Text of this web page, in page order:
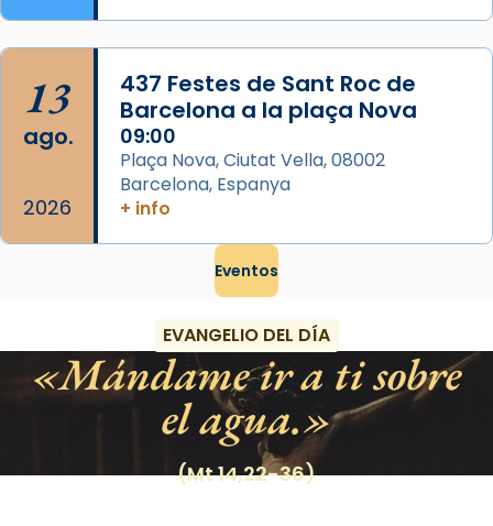
13
ago.
2026
437 Festes de Sant Roc de
Barcelona a la plaça Nova
09:00
Plaça Nova, Ciutat Vella, 08002
Barcelona, Espanya
+ info
Eventos
EVANGELIO DEL DÍA
Mándame ir a ti sobre
el agua.
(Mt 14,22-36)